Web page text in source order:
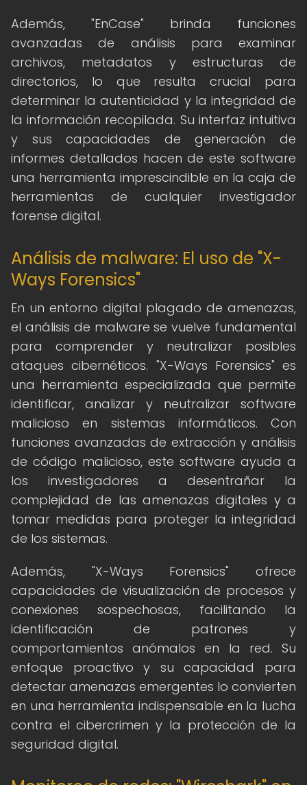
Además, "EnCase" brinda funciones
avanzadas de análisis para examinar
archivos, metadatos y estructuras de
directorios, lo que resulta crucial para
determinar la autenticidad y la integridad de
la información recopilada. Su interfaz intuitiva
y sus capacidades de generación de
informes detallados hacen de este software
una herramienta imprescindible en la caja de
herramientas de cualquier investigador
forense digital.
Análisis de malware: El uso de "X-
Ways Forensics"
En un entorno digital plagado de amenazas,
el análisis de malware se vuelve fundamental
para comprender y neutralizar posibles
ataques cibernéticos. "X-Ways Forensics" es
una herramienta especializada que permite
identificar, analizar y neutralizar software
malicioso en sistemas informáticos. Con
funciones avanzadas de extracción y análisis
de código malicioso, este software ayuda a
los investigadores a desentrañar la
complejidad de las amenazas digitales y a
tomar medidas para proteger la integridad
de los sistemas.
Además, "X-Ways Forensics" ofrece
capacidades de visualización de procesos y
conexiones sospechosas, facilitando la
identificación de patrones y
comportamientos anómalos en la red. Su
enfoque proactivo y su capacidad para
detectar amenazas emergentes lo convierten
en una herramienta indispensable en la lucha
contra el cibercrimen y la protección de la
seguridad digital.